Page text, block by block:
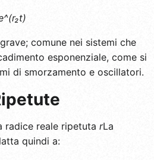
comune nei sistemi che
esponenziale, come si
di smorzamento e oscillatori.
radice reale ripetuta rLa
quindi a: